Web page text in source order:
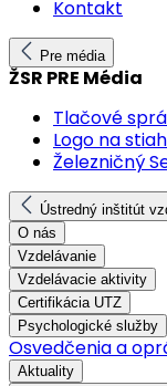
Kontakt
Pre média
ŽSR PRE Média
Tlačové
Logo na
Železničný
Ústredný inštitút
O nás
Vzdelávanie
Vzdelávacie aktivity
Certifikácia UTZ
Psychologické služby
Osvedčenia a
Aktuality